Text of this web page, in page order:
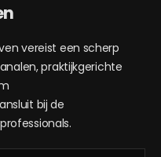
vereist een scherp
praktijkgerichte
bij de